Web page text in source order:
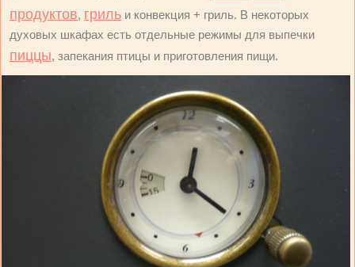
продуктов, гриль и конвекция + гриль. В некоторых
духовых шкафах есть отдельные режимы для выпечки
пиццы, запекания птицы и приготовления пищи.